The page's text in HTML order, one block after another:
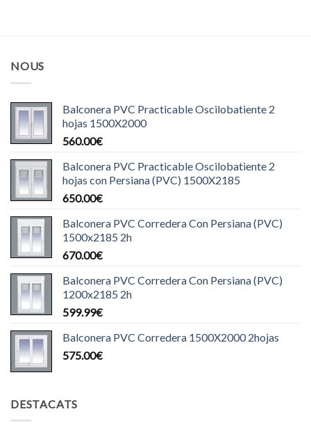
NOUS
Balconera PVC Practicable Oscilobatiente 2
hojas 1500X2000
560.00€
Balconera PVC Practicable Oscilobatiente 2
hojas con Persiana (PVC) 1500X2185
650.00€
Balconera PVC Corredera Con Persiana (PVC)
1500x2185 2h
670.00€
Balconera PVC Corredera Con Persiana (PVC)
1200x2185 2h
599.99€
Balconera PVC Corredera 1500X2000 2hojas
575.00€
DESTACATS